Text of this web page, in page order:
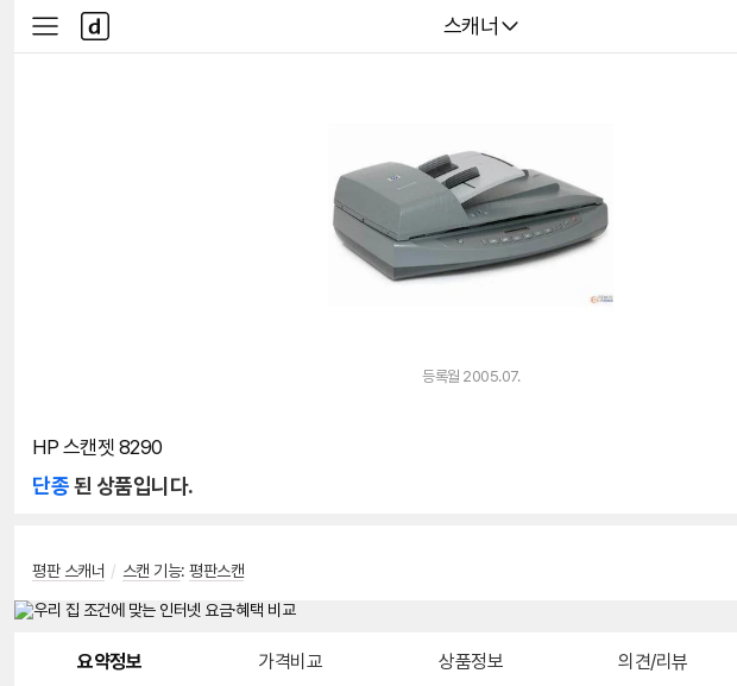
다나와
스캐너
사
이
다
나
와
등록월 2005.07.
HP 스캔젯 8290
단종된 상품입니다.
평판 스캐너 / 스캔 기능: 평판스캔
요약정보 가격비교 상품정보 의견/리뷰